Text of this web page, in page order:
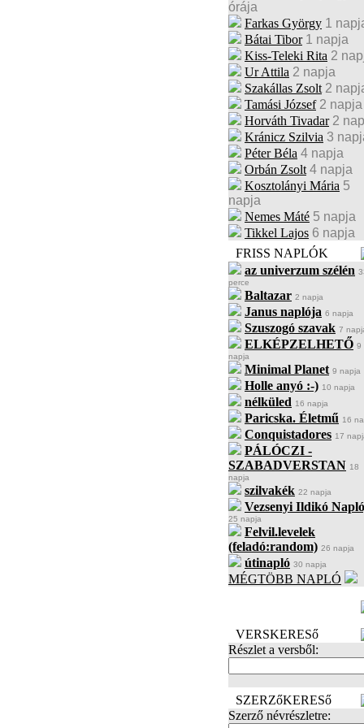
órája
Farkas György 1
Bátai Tibor 1 napja
Kiss-Teleki Rita 2
Ur Attila 2 napja
Szakállas Zsolt 2
Tamási József 2 napja
Horváth Tivadar 2
Kránicz Szilvia 3
Péter Béla 4 napja
Orbán Zsolt 4 napja
Kosztolányi Mária 5
napja
Nemes Máté 5 napja
Tikkel Lajos 6 napja
FRISS NAPLÓK
az univerzum szélén
perce
Baltazar 2 napja
Janus naplója 6 napja
Szuszogó szavak 7
ELKÉPZELHETŐ 9
napja
Minimal Planet 9 napja
Holle anyó :-) 10 napja
nélküled 16 napja
Paricska. Életmű 16
Conquistadores 17
PÁLÓCZI -
SZABADVERSTAN 18
napja
szilvakék 22 napja
Vezsenyi Ildikó
25 napja
Felvil.levelek
(feladó:random) 26 napja
útinapló 30 napja
MÉGTÖBB NAPLÓ
VERSKERESő
Részlet a versből:
SZERZőKERESő
Szerző névrészletre: